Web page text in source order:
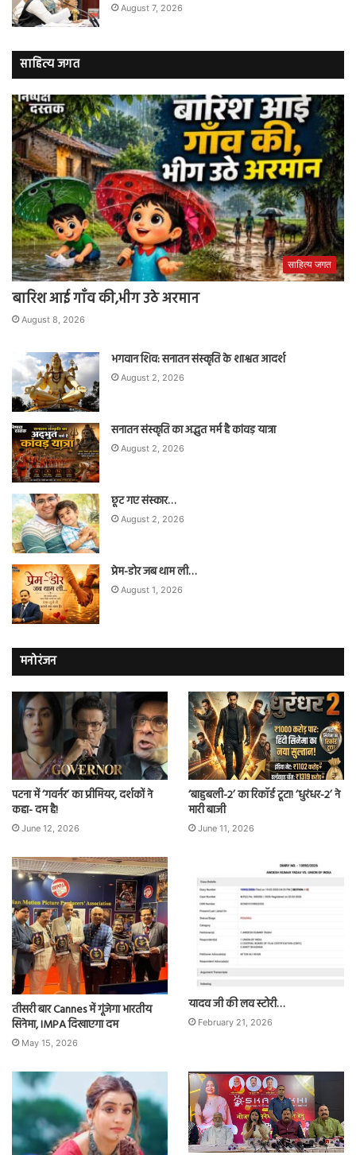
August 7, 2026
साहित्य जगत
साहित्य जगत
बारिश आई गाँव की,भीग उठे अरमान
August 8, 2026
भगवान शिव: सनातन संस्कृति के शाश्वत आदर्श
August 2, 2026
सनातन संस्कृति का अद्भुत मर्म है कांवड़ यात्रा
August 2, 2026
छूट गए संस्कार…
August 2, 2026
प्रेम-डोर जब थाम ली…
August 1, 2026
मनोरंजन
पटना में ‘गवर्नर’ का प्रीमियर, दर्शकों ने
कहा- दम है!
June 12, 2026
‘बाहुबली-2’ का रिकॉर्ड टूटा! ‘धुरंधर-2’ ने
मारी बाजी
June 11, 2026
तीसरी बार Cannes में गूंजेगा भारतीय
सिनेमा, IMPA दिखाएगा दम
May 15, 2026
यादव जी की लव स्टोरी…
February 21, 2026